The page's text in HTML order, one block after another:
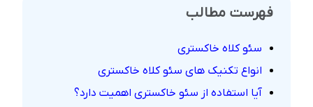
فهرست مطالب
سئو کلاه خاکستری
انواع تکنیک های سئو کلاه خاکستری
آیا استفاده از سئو خاکستری اهمیت دارد؟